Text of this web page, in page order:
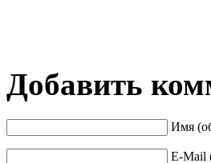
Добавить
Имя
E-Mail